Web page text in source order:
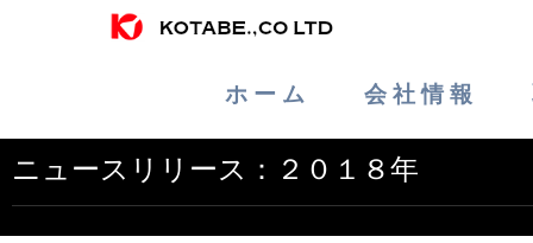
ホ ー ム 会 社 情 報
ニュースリリース：２０１８年